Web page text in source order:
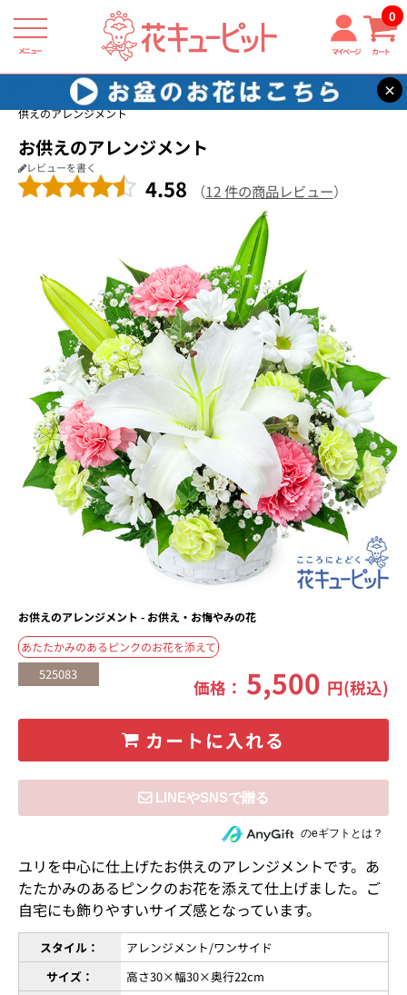
メニュー マイページ カート
0
×
花キューピット お供え・お悔やみの花
【お供え・お悔やみの花】お
供えのアレンジメント
お供えのアレンジメント
レビューを書く
4.58 （12 件の商品レビュー）
お供えのアレンジメント - お供え・お悔やみの花
あたたかみのあるピンクのお花を添えて
525083
価格： 5,500 円(税込)
カートに入れる
住所を知らない相手にeギフトで贈るのeギフトとは？
ユリを中心に仕上げたお供えのアレンジメントです。あ
たたかみのあるピンクのお花を添えて仕上げました。ご
自宅にも飾りやすいサイズ感となっています。
スタイル：
アレンジメント/ワンサイド
サイズ：
高さ30×幅30×奥行22cm